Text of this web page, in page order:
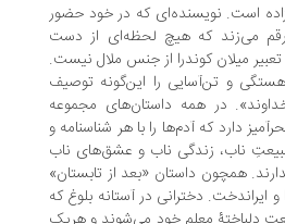
نویسنده‌ای که در خود حضور
که هیچ لحظه‌ای از دست
کوندرا از جنس ملال نیست.
تن‌‌آسایی را این‌گونه توصیف
در همه داستان‌های مجموعه
که آدم‌ها را با هر شناسنامه و
زندگی ناب و عشق‌های ناب
داستان «بعد از تابستان»
دخترانی در آستانه بلوغ که